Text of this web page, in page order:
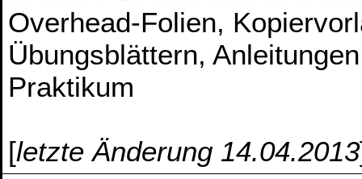
Overhead-Folien,
Übungsblättern,
Praktikum
[letzte Änderung 14.04.2013